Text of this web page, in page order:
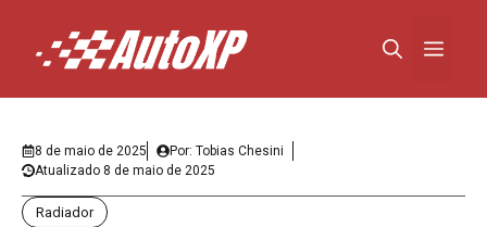
conteúdo
Menu
8 de maio de 2025 Por: Tobias Chesini
Atualizado 8 de maio de 2025
Radiador